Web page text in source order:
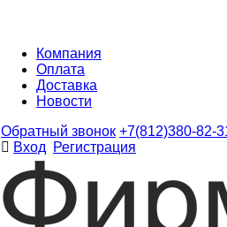
Компания
Оплата
Доставка
Новости
Обратный звонок +7(812)380-82-
Вход
Регистрация